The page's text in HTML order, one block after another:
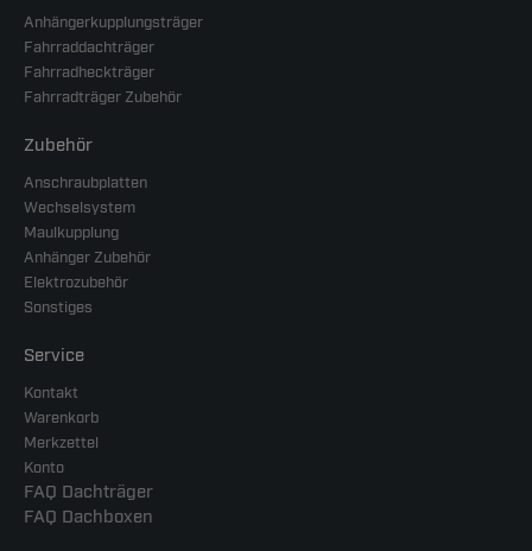
Anhängerkupplungsträger
Fahrraddachträger
Fahrradheckträger
Fahrradträger Zubehör
Zubehör
Anschraubplatten
Wechselsystem
Maulkupplung
Anhänger Zubehör
Elektrozubehör
Sonstiges
Service
Kontakt
Warenkorb
Merkzettel
Konto
FAQ Dachträger
FAQ Dachboxen